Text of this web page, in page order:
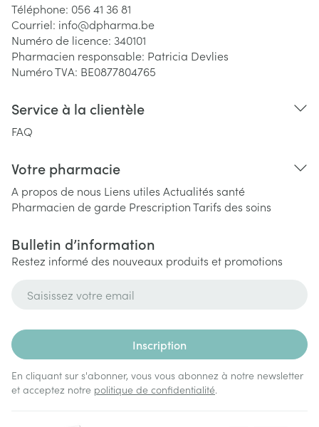
Téléphone: 056 41 36 81
Courriel: info@dpharma.be
Numéro de licence: 340101
Pharmacien responsable: Patricia Devlies
Numéro TVA: BE0877804765
Service à la clientèle
FAQ
Votre pharmacie
A propos de nous Liens utiles Actualités santé
Pharmacien de garde PrescriptionTarifs des soins
Bulletin d’information
Restez informé des nouveaux produits et promotions
Inscription
En cliquant sur s'abonner, vous vous abonnez à notre newsletter
et acceptez notre politique de confidentialité.